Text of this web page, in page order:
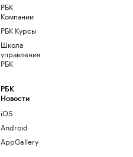
РБК
Компании
РБК Курсы
Школа
управления
РБК
РБК
Новости
iOS
Android
AppGallery